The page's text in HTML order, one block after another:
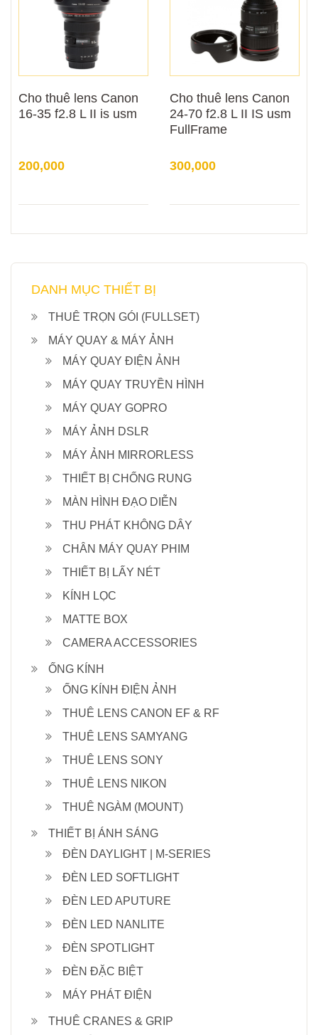
Cho thuê lens Canon
16-35 f2.8 L II is usm
200,000
Cho thuê lens Canon
24-70 f2.8 L II IS usm
FullFrame
300,000
DANH MỤC THIẾT BỊ
THUÊ TRỌN GÓI (FULLSET)
MÁY QUAY & MÁY ẢNH
MÁY QUAY ĐIỆN ẢNH
MÁY QUAY TRUYỀN HÌNH
MÁY QUAY GOPRO
MÁY ẢNH DSLR
MÁY ẢNH MIRRORLESS
THIẾT BỊ CHỐNG RUNG
MÀN HÌNH ĐẠO DIỄN
THU PHÁT KHÔNG DÂY
CHÂN MÁY QUAY PHIM
THIẾT BỊ LẤY NÉT
KÍNH LỌC
MATTE BOX
CAMERA ACCESSORIES
ỐNG KÍNH
ỐNG KÍNH ĐIỆN ẢNH
THUÊ LENS CANON EF & RF
THUÊ LENS SAMYANG
THUÊ LENS SONY
THUÊ LENS NIKON
THUÊ NGÀM (MOUNT)
THIẾT BỊ ÁNH SÁNG
ĐÈN DAYLIGHT | M-SERIES
ĐÈN LED SOFTLIGHT
ĐÈN LED APUTURE
ĐÈN LED NANLITE
ĐÈN SPOTLIGHT
ĐÈN ĐẶC BIỆT
MÁY PHÁT ĐIỆN
THUÊ CRANES & GRIP